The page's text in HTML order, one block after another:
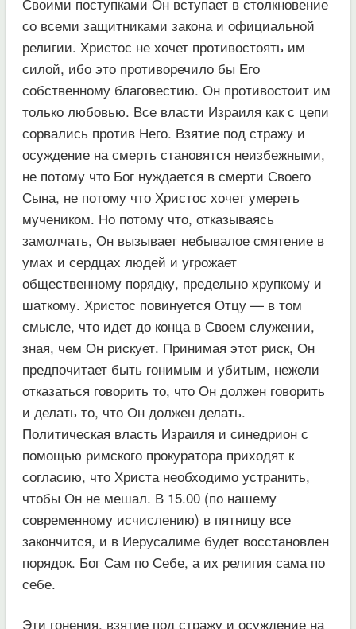
со всеми защитниками закона и официальной
религии. Христос не хочет противостоять им
силой, ибо это противоречило бы Его
собственному благовестию. Он противостоит им
только любовью. Все власти Израиля как с цепи
сорвались против Него. Взятие под стражу и
осуждение на смерть становятся неизбежными,
не потому что Бог нуждается в смерти Своего
Сына, не потому что Христос хочет умереть
мучеником. Но потому что, отказываясь
замолчать, Он вызывает небывалое смятение в
умах и сердцах людей и угрожает
общественному порядку, предельно хрупкому и
шаткому. Христос повинуется Отцу — в том
смысле, что идет до конца в Своем служении,
зная, чем Он рискует. Принимая этот риск, Он
предпочитает быть гонимым и убитым, нежели
отказаться говорить то, что Он должен говорить
и делать то, что Он должен делать.
Политическая власть Израиля и синедрион с
помощью римского прокуратора приходят к
согласию, что Христа необходимо устранить,
чтобы Он не мешал. В 15.00 (по нашему
современному исчислению) в пятницу все
закончится, и в Иерусалиме будет восстановлен
порядок. Бог Сам по Себе, а их религия сама по
себе.
Эти гонения, взятие под стражу и осуждение на